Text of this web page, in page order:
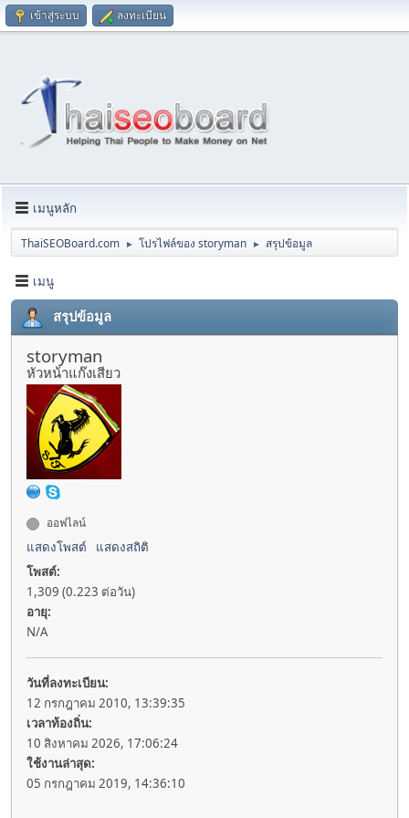
เข้าสู่ระบบ ลงทะเบียน
เมนูหลัก
ThaiSEOBoard.com ► โปรไฟล์ของ storyman ► สรุปข้อมูล
เมนู
สรุปข้อมูล
storyman
หัวหน้าแก๊งเสียว
ออฟไลน์
แสดงโพสต์
แสดงสถิติ
โพสต์:
1,309 (0.223 ต่อวัน)
อายุ:
N/A
วันที่ลงทะเบียน:
12 กรกฎาคม 2010, 13:39:35
เวลาท้องถิ่น:
10 สิงหาคม 2026, 17:06:24
ใช้งานล่าสุด:
05 กรกฎาคม 2019, 14:36:10